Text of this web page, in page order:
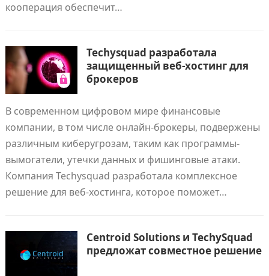
кооперация обеспечит…
Techysquad разработала
защищенный веб-хостинг для
брокеров
В современном цифровом мире финансовые
компании, в том числе онлайн-брокеры, подвержены
различным киберугрозам, таким как программы-
вымогатели, утечки данных и фишинговые атаки.
Компания Techysquad разработала комплексное
решение для веб-хостинга, которое поможет…
Centroid Solutions и TechySquad
предложат совместное решение